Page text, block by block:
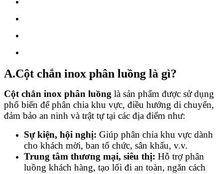
A.Cột chắn inox phân luồng là gì?
Cột chắn inox phân luồng là sản phẩm được sử dụng
phổ biến để phân chia khu vực, điều hướng di chuyển,
đảm bảo an ninh và trật tự tại các địa điểm như:
Sự kiện, hội nghị: Giúp phân chia khu vực dành
cho khách mời, ban tổ chức, sân khấu, v.v.
Trung tâm thương mại, siêu thị: Hỗ trợ phân
luồng khách hàng, tạo lối đi an toàn, ngăn cách